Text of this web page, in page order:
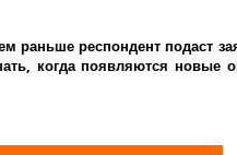
раньше респондент подаст
когда появляются новые